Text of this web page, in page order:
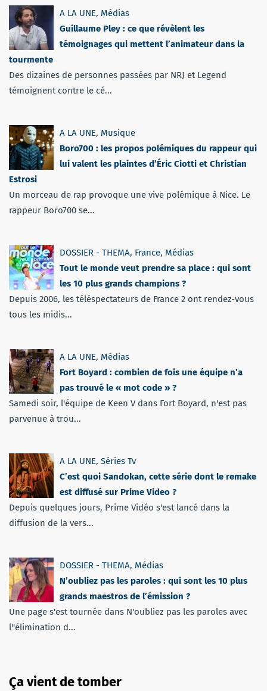
A LA UNE, Médias
Guillaume Pley : ce que révèlent les
témoignages qui mettent l’animateur dans la
tourmente
Des dizaines de personnes passées par NRJ et Legend
témoignent contre le cé...
A LA UNE, Musique
Boro700 : les propos polémiques du rappeur qui
lui valent les plaintes d’Éric Ciotti et Christian
Estrosi
Un morceau de rap provoque une vive polémique à Nice. Le
rappeur Boro700 se...
DOSSIER - THEMA, France, Médias
Tout le monde veut prendre sa place : qui sont
les 10 plus grands champions ?
Depuis 2006, les téléspectateurs de France 2 ont rendez-vous
tous les midis...
A LA UNE, Médias
Fort Boyard : combien de fois une équipe n’a
pas trouvé le « mot code » ?
Samedi soir, l'équipe de Keen V dans Fort Boyard, n'est pas
parvenue à trou...
A LA UNE, Séries Tv
C’est quoi Sandokan, cette série dont le remake
est diffusé sur Prime Video ?
Depuis quelques jours, Prime Vidéo s'est lancé dans la
diffusion de la vers...
DOSSIER - THEMA, Médias
N’oubliez pas les paroles : qui sont les 10 plus
grands maestros de l’émission ?
Une page s'est tournée dans N'oubliez pas les paroles avec
l''élimination d...
Ça vient de tomber